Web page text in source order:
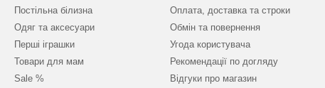
Постільна білизна
Одяг та аксесуари
Перші іграшки
Товари для мам
Sale %
Оплата, доставка та строки
Обмін та повернення
Угода користувача
Рекомендації по догляду
Відгуки про магазин